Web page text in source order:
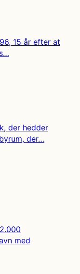
15 år efter at
der hedder
der…
med